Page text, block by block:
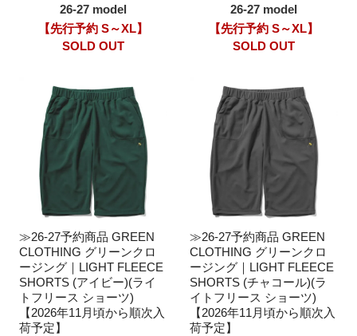
26-27 model
【先行予約 S～XL】
SOLD OUT
26-27 model
【先行予約 S～XL】
SOLD OUT
≫26-27予約商品 GREEN
CLOTHING グリーンクロ
ージング｜LIGHT FLEECE
SHORTS (アイビー)(ライ
トフリース ショーツ)
【2026年11月頃から順次入
荷予定】
≫26-27予約商品 GREEN
CLOTHING グリーンクロ
ージング｜LIGHT FLEECE
SHORTS (チャコール)(ラ
イトフリース ショーツ)
【2026年11月頃から順次入
荷予定】